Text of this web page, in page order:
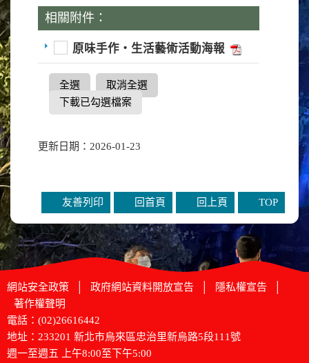
相關附件：
原味手作‧生活藝術活動海報
全選
取消全選
下載已勾選檔案
更新日期：2026-01-23
友善列印 回首頁 回上頁 TOP
網站安全政策 政府網站資料開放宣告 隱私權宣告
著作權聲明
電話：(02)26616442
地址：233201 新北市烏來區忠治里新烏路5段111號
週一至週五 上午8:00至下午5:00